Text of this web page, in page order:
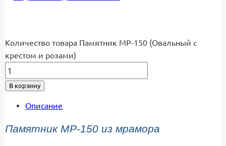
Количество товара Памятник МР-150 (Овальный с
крестом и розами)
В корзину
Описание
Памятник МР-150 из мрамора